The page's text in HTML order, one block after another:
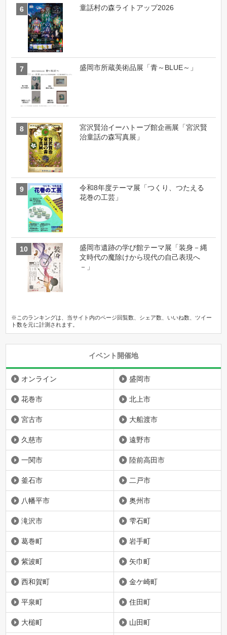
童話村の森ライトアップ2026
盛岡市所蔵美術品展「青～BLUE～」
宮沢賢治イーハトーブ館企画展「宮沢賢
治童話の森写真展」
令和8年度テーマ展「つくり、つたえる
花巻の工芸」
盛岡市遺跡の学び館テーマ展「装身－縄
文時代の魔除けから現代の自己表現へ
－」
※このランキングは、当サイト内のページ回覧数、シェア数、いいね数、ツイー
ト数を元に計測されます。
イベント開催地
オンライン 盛岡市
花巻市 北上市
宮古市 大船渡市
久慈市 遠野市
一関市 陸前高田市
釜石市 二戸市
八幡平市 奥州市
滝沢市 雫石町
葛巻町 岩手町
紫波町 矢巾町
西和賀町 金ケ崎町
平泉町 住田町
大槌町 山田町